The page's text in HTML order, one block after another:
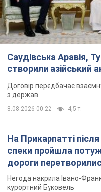
Саудівська Аравія,
створили азійський
Договір передбачає
з держав
8.08.2026 00:22 4,5 т.
На Прикарпатті
спеки пройшла
дороги
Відео
Негода накрила Івано-
курортний Буковель